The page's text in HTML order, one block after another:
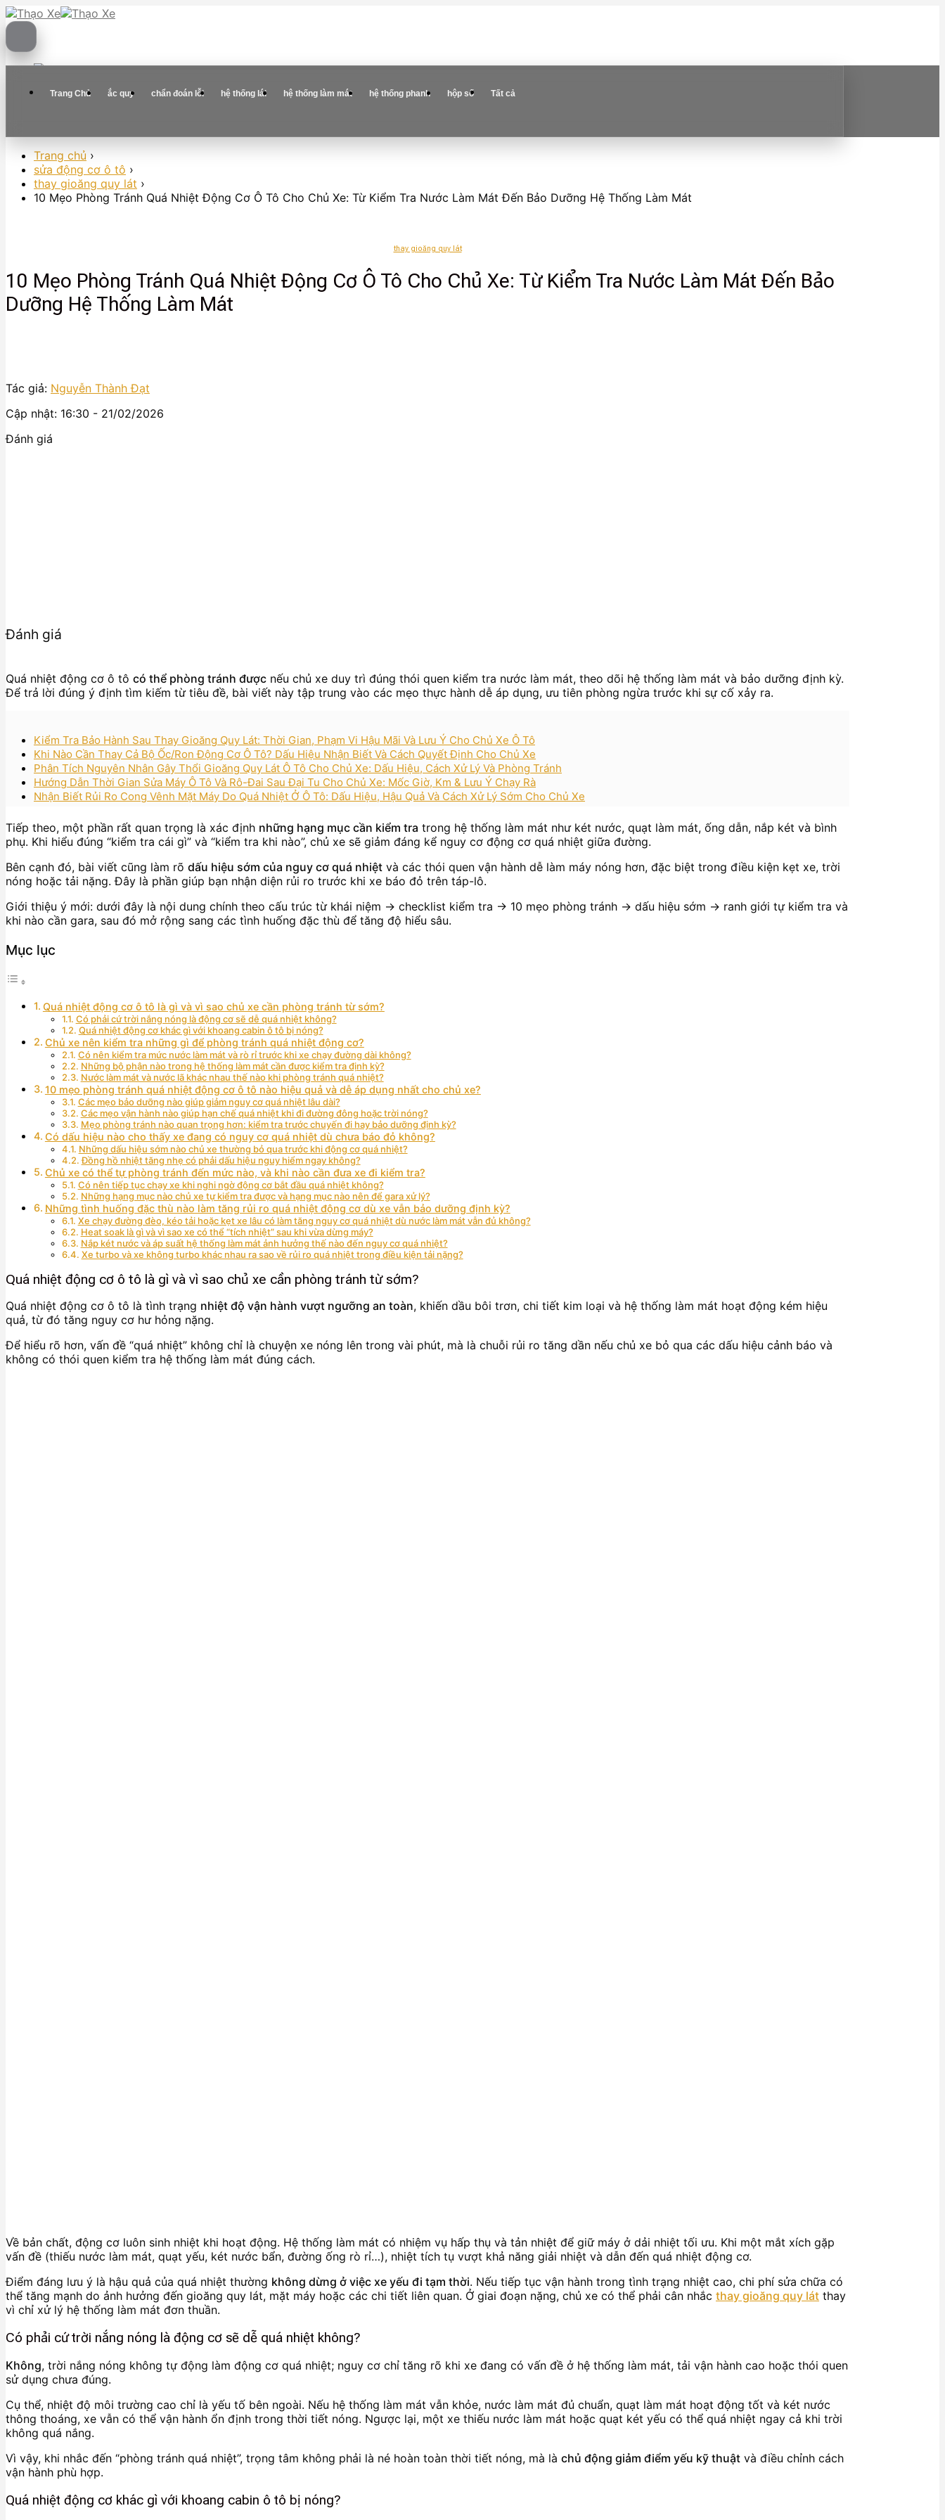
Skip
to
Trang Chủ ắc quy chẩn đoán lỗi hệ thống lái hệ thống làm mát hệ thống phanh hộp số Tất cả
Trang chủ ›
sửa động cơ ô tô ›
thay gioăng quy lát ›
10 Mẹo Phòng Tránh Quá Nhiệt Động Cơ Ô Tô Cho Chủ Xe: Từ Kiểm Tra Nước Làm Mát Đến Bảo Dưỡng Hệ Thống Làm Mát
thay gioăng quy lát
10 Mẹo Phòng Tránh Quá Nhiệt Động Cơ Ô Tô Cho Chủ Xe: Từ Kiểm Tra Nước Làm Mát Đến Bảo
Dưỡng Hệ Thống Làm Mát
Tác giả: Nguyễn Thành Đạt
Cập nhật: 16:30 - 21/02/2026
Đánh giá
Đánh giá
Quá nhiệt động cơ ô tô có thể phòng tránh được nếu chủ xe duy trì đúng thói quen kiểm tra nước làm mát, theo dõi hệ thống làm mát và bảo dưỡng định kỳ.
Để trả lời đúng ý định tìm kiếm từ tiêu đề, bài viết này tập trung vào các mẹo thực hành dễ áp dụng, ưu tiên phòng ngừa trước khi sự cố xảy ra.
Kiểm Tra Bảo Hành Sau Thay Gioăng Quy Lát: Thời Gian, Phạm Vi Hậu Mãi Và Lưu Ý Cho Chủ Xe Ô Tô
Khi Nào Cần Thay Cả Bộ Ốc/Ron Động Cơ Ô Tô? Dấu Hiệu Nhận Biết Và Cách Quyết Định Cho Chủ Xe
Phân Tích Nguyên Nhân Gây Thổi Gioăng Quy Lát Ô Tô Cho Chủ Xe: Dấu Hiệu, Cách Xử Lý Và Phòng Tránh
Hướng Dẫn Thời Gian Sửa Máy Ô Tô Và Rô-Đai Sau Đại Tu Cho Chủ Xe: Mốc Giờ, Km & Lưu Ý Chạy Rà
Nhận Biết Rủi Ro Cong Vênh Mặt Máy Do Quá Nhiệt Ở Ô Tô: Dấu Hiệu, Hậu Quả Và Cách Xử Lý Sớm Cho Chủ Xe
Tiếp theo, một phần rất quan trọng là xác định những hạng mục cần kiểm tra trong hệ thống làm mát như két nước, quạt làm mát, ống dẫn, nắp két và bình
phụ. Khi hiểu đúng “kiểm tra cái gì” và “kiểm tra khi nào”, chủ xe sẽ giảm đáng kể nguy cơ động cơ quá nhiệt giữa đường.
Bên cạnh đó, bài viết cũng làm rõ dấu hiệu sớm của nguy cơ quá nhiệt và các thói quen vận hành dễ làm máy nóng hơn, đặc biệt trong điều kiện kẹt xe, trời
nóng hoặc tải nặng. Đây là phần giúp bạn nhận diện rủi ro trước khi xe báo đỏ trên táp-lô.
Giới thiệu ý mới: dưới đây là nội dung chính theo cấu trúc từ khái niệm → checklist kiểm tra → 10 mẹo phòng tránh → dấu hiệu sớm → ranh giới tự kiểm tra và
khi nào cần gara, sau đó mở rộng sang các tình huống đặc thù để tăng độ hiểu sâu.
Mục lục
Quá nhiệt động cơ ô tô là gì và vì sao chủ xe cần phòng tránh từ sớm?
Có phải cứ trời nắng nóng là động cơ sẽ dễ quá nhiệt không?
Quá nhiệt động cơ khác gì với khoang cabin ô tô bị nóng?
Chủ xe nên kiểm tra những gì để phòng tránh quá nhiệt động cơ?
Có nên kiểm tra mức nước làm mát và rò rỉ trước khi xe chạy đường dài không?
Những bộ phận nào trong hệ thống làm mát cần được kiểm tra định kỳ?
Nước làm mát và nước lã khác nhau thế nào khi phòng tránh quá nhiệt?
10 mẹo phòng tránh quá nhiệt động cơ ô tô nào hiệu quả và dễ áp dụng nhất cho chủ xe?
Các mẹo bảo dưỡng nào giúp giảm nguy cơ quá nhiệt lâu dài?
Các mẹo vận hành nào giúp hạn chế quá nhiệt khi đi đường đông hoặc trời nóng?
Mẹo phòng tránh nào quan trọng hơn: kiểm tra trước chuyến đi hay bảo dưỡng định kỳ?
Có dấu hiệu nào cho thấy xe đang có nguy cơ quá nhiệt dù chưa báo đỏ không?
Những dấu hiệu sớm nào chủ xe thường bỏ qua trước khi động cơ quá nhiệt?
Đồng hồ nhiệt tăng nhẹ có phải dấu hiệu nguy hiểm ngay không?
Chủ xe có thể tự phòng tránh đến mức nào, và khi nào cần đưa xe đi kiểm tra?
Có nên tiếp tục chạy xe khi nghi ngờ động cơ bắt đầu quá nhiệt không?
Những hạng mục nào chủ xe tự kiểm tra được và hạng mục nào nên để gara xử lý?
Những tình huống đặc thù nào làm tăng rủi ro quá nhiệt động cơ dù xe vẫn bảo dưỡng định kỳ?
Xe chạy đường đèo, kéo tải hoặc kẹt xe lâu có làm tăng nguy cơ quá nhiệt dù nước làm mát vẫn đủ không?
Heat soak là gì và vì sao xe có thể “tích nhiệt” sau khi vừa dừng máy?
Nắp két nước và áp suất hệ thống làm mát ảnh hưởng thế nào đến nguy cơ quá nhiệt?
Xe turbo và xe không turbo khác nhau ra sao về rủi ro quá nhiệt trong điều kiện tải nặng?
Quá nhiệt động cơ ô tô là gì và vì sao chủ xe cần phòng tránh từ sớm?
Quá nhiệt động cơ ô tô là tình trạng nhiệt độ vận hành vượt ngưỡng an toàn, khiến dầu bôi trơn, chi tiết kim loại và hệ thống làm mát hoạt động kém hiệu
quả, từ đó tăng nguy cơ hư hỏng nặng.
Để hiểu rõ hơn, vấn đề “quá nhiệt” không chỉ là chuyện xe nóng lên trong vài phút, mà là chuỗi rủi ro tăng dần nếu chủ xe bỏ qua các dấu hiệu cảnh báo và
không có thói quen kiểm tra hệ thống làm mát đúng cách.
Về bản chất, động cơ luôn sinh nhiệt khi hoạt động. Hệ thống làm mát có nhiệm vụ hấp thụ và tản nhiệt để giữ máy ở dải nhiệt tối ưu. Khi một mắt xích gặp
vấn đề (thiếu nước làm mát, quạt yếu, két nước bẩn, đường ống rò rỉ…), nhiệt tích tụ vượt khả năng giải nhiệt và dẫn đến quá nhiệt động cơ.
Điểm đáng lưu ý là hậu quả của quá nhiệt thường không dừng ở việc xe yếu đi tạm thời. Nếu tiếp tục vận hành trong tình trạng nhiệt cao, chi phí sửa chữa có
thể tăng mạnh do ảnh hưởng đến gioăng quy lát, mặt máy hoặc các chi tiết liên quan. Ở giai đoạn nặng, chủ xe có thể phải cân nhắc thay gioăng quy lát thay
vì chỉ xử lý hệ thống làm mát đơn thuần.
Có phải cứ trời nắng nóng là động cơ sẽ dễ quá nhiệt không?
Không, trời nắng nóng không tự động làm động cơ quá nhiệt; nguy cơ chỉ tăng rõ khi xe đang có vấn đề ở hệ thống làm mát, tải vận hành cao hoặc thói quen
sử dụng chưa đúng.
Cụ thể, nhiệt độ môi trường cao chỉ là yếu tố bên ngoài. Nếu hệ thống làm mát vẫn khỏe, nước làm mát đủ chuẩn, quạt làm mát hoạt động tốt và két nước
thông thoáng, xe vẫn có thể vận hành ổn định trong thời tiết nóng. Ngược lại, một xe thiếu nước làm mát hoặc quạt két yếu có thể quá nhiệt ngay cả khi trời
không quá nắng.
Vì vậy, khi nhắc đến “phòng tránh quá nhiệt”, trọng tâm không phải là né hoàn toàn thời tiết nóng, mà là chủ động giảm điểm yếu kỹ thuật và điều chỉnh cách
vận hành phù hợp.
Quá nhiệt động cơ khác gì với khoang cabin ô tô bị nóng?